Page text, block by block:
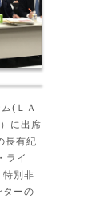
(ＬＡ
に出席
長有紀
ライ
特別非
ターの